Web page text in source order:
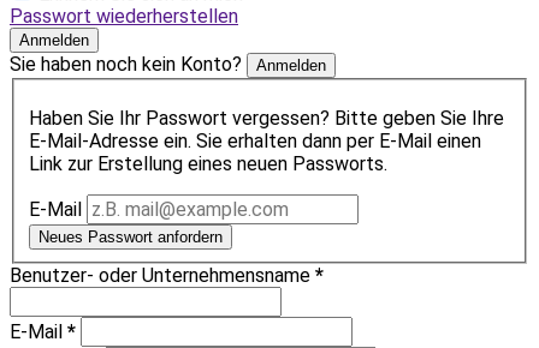
Passwort wiederherstellen
Anmelden
Sie haben noch kein Konto? Anmelden
Haben Sie Ihr Passwort vergessen? Bitte geben Sie Ihre
E-Mail-Adresse ein. Sie erhalten dann per E-Mail einen
Link zur Erstellung eines neuen Passworts.
E-Mail
Neues Passwort anfordern
Benutzer- oder Unternehmensname *
E-Mail *